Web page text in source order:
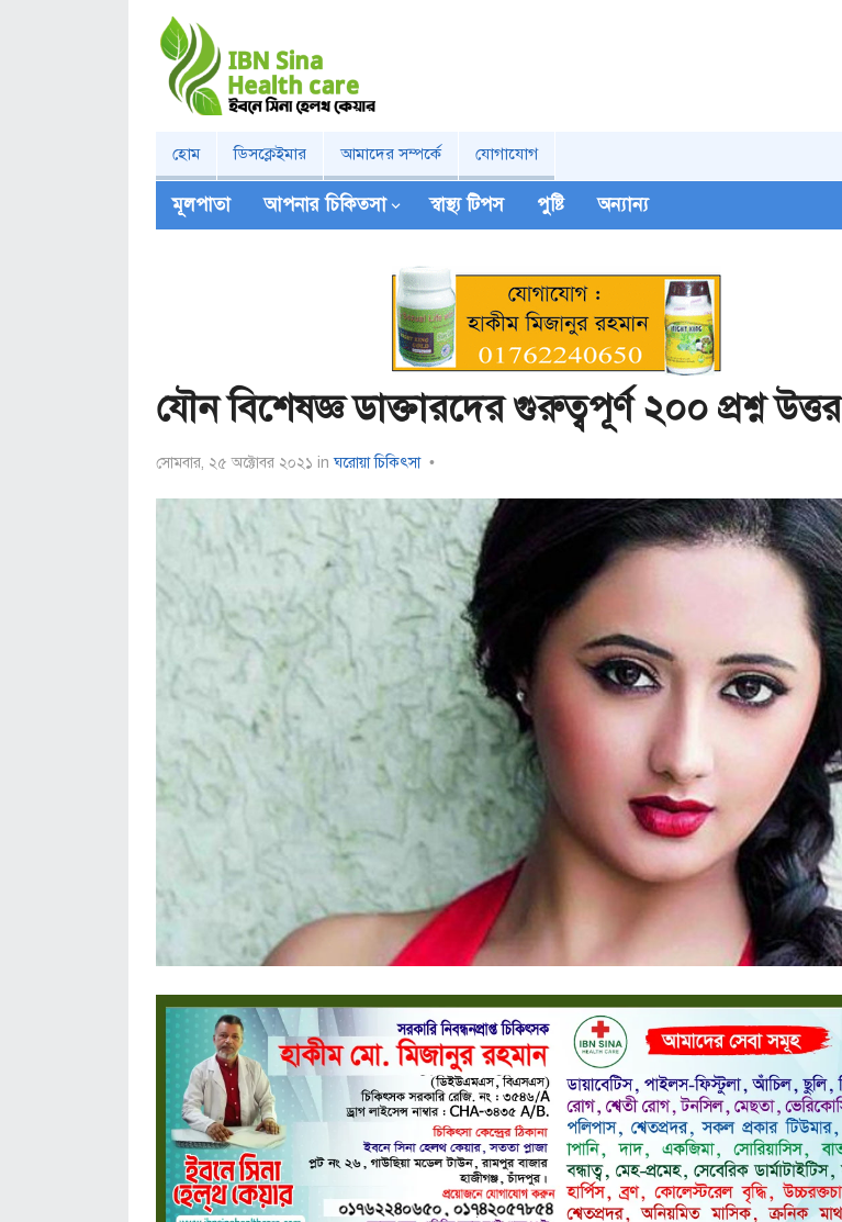
হোম ডিসক্লেইমার আমাদের সম্পর্কে যোগাযোগ
মূলপাতা আপনার চিকিত্‍সা স্বাস্থ্য টিপস পুষ্টি অন্যান্য
যৌন বিশেষজ্ঞ ডাক্তারদের গুরুত্বপূর্ণ ২০০ প্রশ্ন উত্তর
সোমবার, ২৫ অক্টোবর ২০২১ inঘরোয়া চিকিৎসা •